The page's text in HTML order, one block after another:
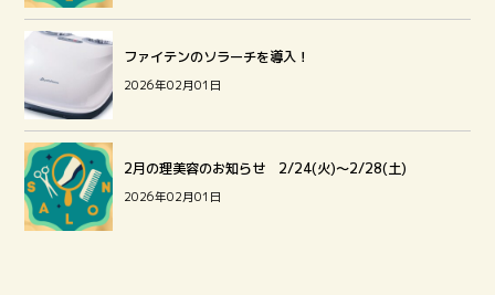
ファイテンのソラーチを導入！
2026年02月01日
2月の理美容のお知らせ 2/24(火)～2/28(土)
2026年02月01日